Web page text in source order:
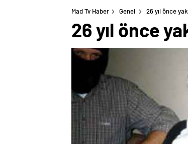
Mad Tv Haber Genel 26 yıl önce
26 yıl önce